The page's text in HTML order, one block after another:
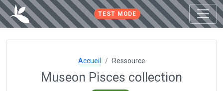
TEST MODE
Accueil Ressource
Museon Pisces collection